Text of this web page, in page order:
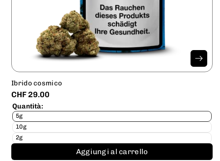
Ibrido cosmico
CHF 29.00
Quantità:
5g
10g
2g
Aggiungi al carrello